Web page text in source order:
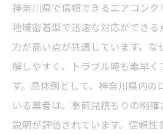
神奈川県で信頼できるエアコンク
地域密着型で迅速な対応ができ
力が高い点が共通しています。な
解しやすく、トラブル時も素早く
す。具体例として、神奈川県内の
いる業者は、事前見積もりの明
説明が評価されています。信頼性